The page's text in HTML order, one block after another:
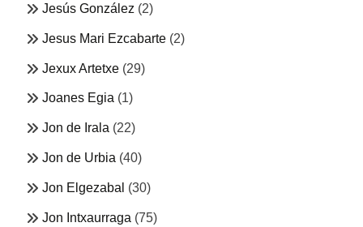
Jesús González (2)
Jesus Mari Ezcabarte (2)
Jexux Artetxe (29)
Joanes Egia (1)
Jon de Irala (22)
Jon de Urbia (40)
Jon Elgezabal (30)
Jon Intxaurraga (75)